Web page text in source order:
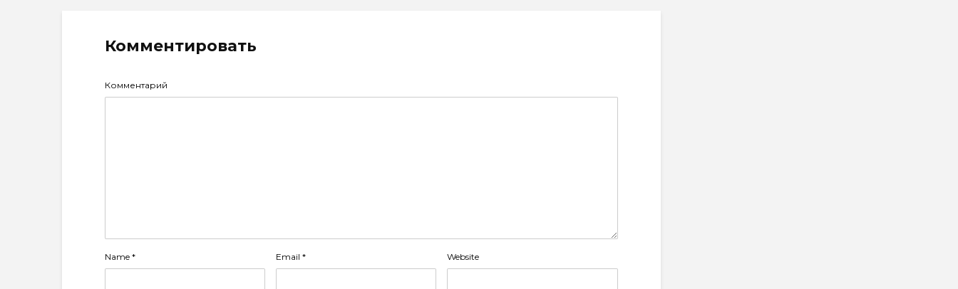
Комментировать
Комментарий
Name * Email * Website